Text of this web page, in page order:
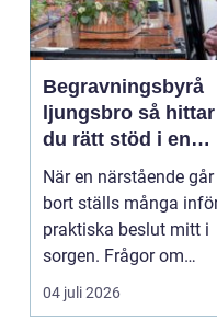
Begravningsbyrå
ljungsbro så hittar
du rätt stöd i en
svår tid
När en närstående går
bort ställs många
praktiska beslut mitt i
sorgen. Frågor om
ceremoni, ju...
04 juli 2026